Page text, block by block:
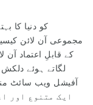
لگاتے ہوئے